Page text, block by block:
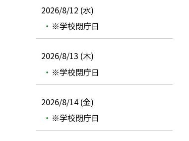
2026/8/12 (水)
※学校閉庁日
2026/8/13 (木)
※学校閉庁日
2026/8/14 (金)
※学校閉庁日